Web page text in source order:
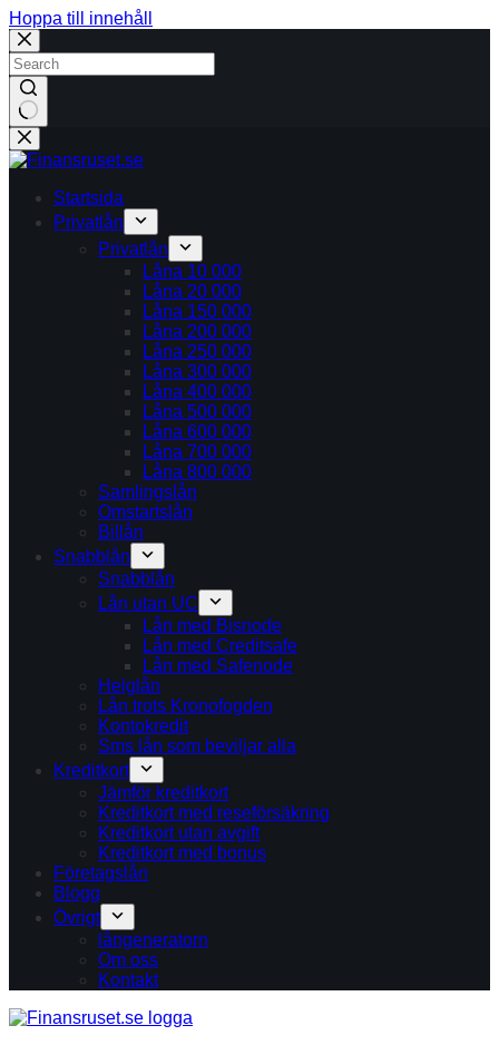
Hoppa till innehåll
Inga
resultat
Startsida
Privatlån
Privatlån
Låna 10 000
Låna 20 000
Låna 150 000
Låna 200 000
Låna 250 000
Låna 300 000
Låna 400 000
Låna 500 000
Låna 600 000
Låna 700 000
Låna 800 000
Samlingslån
Omstartslån
Billån
Snabblån
Snabblån
Lån utan UC
Lån med Bisnode
Lån med Creditsafe
Lån med Safenode
Helglån
Lån trots Kronofogden
Kontokredit
Sms lån som beviljar alla
Kreditkort
Jämför kreditkort
Kreditkort med reseförsäkring
Kreditkort utan avgift
Kreditkort med bonus
Företagslån
Blogg
Övrigt
långeneratorn
Om oss
Kontakt